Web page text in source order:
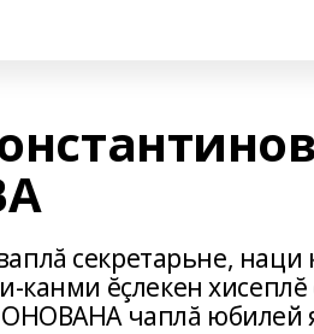
секретарьне,
ĕçлекен
чаплă юбилей